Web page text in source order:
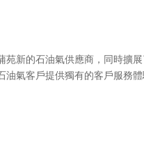
新的石油氣供應商，同時擴
氣客戶提供獨有的客戶服務體